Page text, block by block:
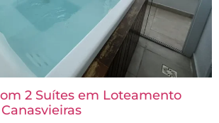
2 Suítes em Loteamento